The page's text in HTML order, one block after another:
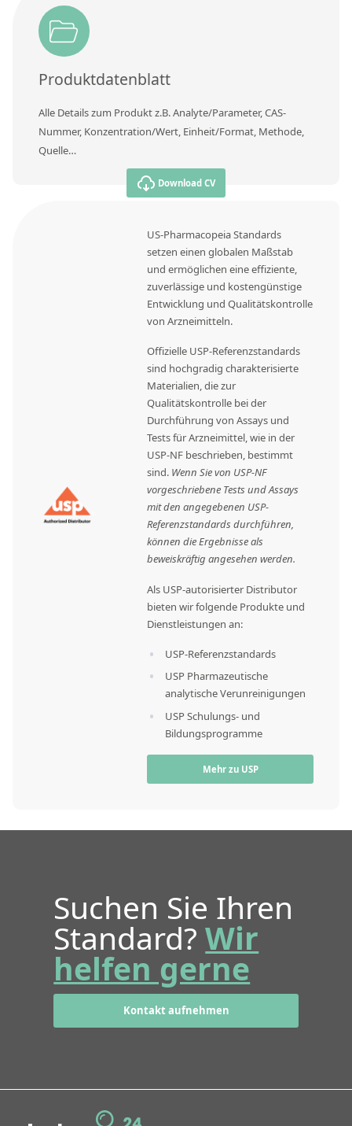
Produktdatenblatt
Alle Details zum Produkt z.B. Analyte/Parameter, CAS-
Nummer, Konzentration/Wert, Einheit/Format, Methode,
Quelle…
Download CV
US-Pharmacopeia Standards
setzen einen globalen Maßstab
und ermöglichen eine effiziente,
zuverlässige und kostengünstige
Entwicklung und Qualitätskontrolle
von Arzneimitteln.
Offizielle USP-Referenzstandards
sind hochgradig charakterisierte
Materialien, die zur
Qualitätskontrolle bei der
Durchführung von Assays und
Tests für Arzneimittel, wie in der
USP-NF beschrieben, bestimmt
sind. Wenn Sie von USP-NF
vorgeschriebene Tests und Assays
mit den angegebenen USP-
Referenzstandards durchführen,
können die Ergebnisse als
beweiskräftig angesehen werden.
Als USP-autorisierter Distributor
bieten wir folgende Produkte und
Dienstleistungen an:
USP-Referenzstandards
USP Pharmazeutische
analytische Verunreinigungen
USP Schulungs- und
Bildungsprogramme
Mehr zu USP
Suchen Sie Ihren
Standard?Wir
helfen gerne
Kontakt aufnehmen